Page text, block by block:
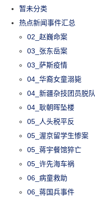
暂未分类
热点新闻事件汇总
02_赵巍命案
03_张东岳案
03_萨斯疫情
04_华裔女童溺毙
04_新疆杂技团员脱队
04_耿朝晖坠楼
05_人头税平反
05_渥京留学生惨案
05_蒋宇餐馆猝亡
05_许先海车祸
06_病童救助
06_蒋国兵事件